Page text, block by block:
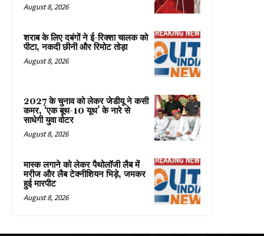
August 8, 2026
शराब के लिए दबंगों ने ई-रिक्शा चालक को
पीटा, नकदी छीनी और रिमोट तोड़ा
August 8, 2026
2027 के चुनाव को लेकर जेडीयू ने कसी
कमर, ‘एक बूथ-10 यूथ’ के नारे से
साधेगी युवा वोटर
August 8, 2026
मास्क लगाने को लेकर पैथोलॉजी लैब में
मरीज और लैब टेक्नीशियन भिड़े, जमकर
हुई मारपीट
August 8, 2026